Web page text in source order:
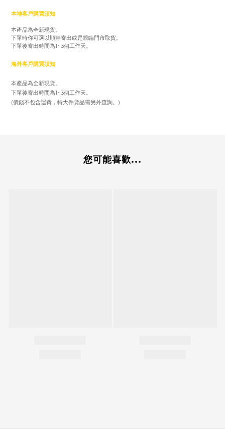
本地客戶購買須知
本產品為全新現貨。
下單時你可選以順豐寄出或是親臨門市取貨。
下單後寄出時間為1~3個工作天。
海外客戶購買須知
本產品為全新現貨。
下單後寄出時間為1~3個工作天。
(價錢不包含運費，特大件貨品需另外查詢。)
您可能喜歡...